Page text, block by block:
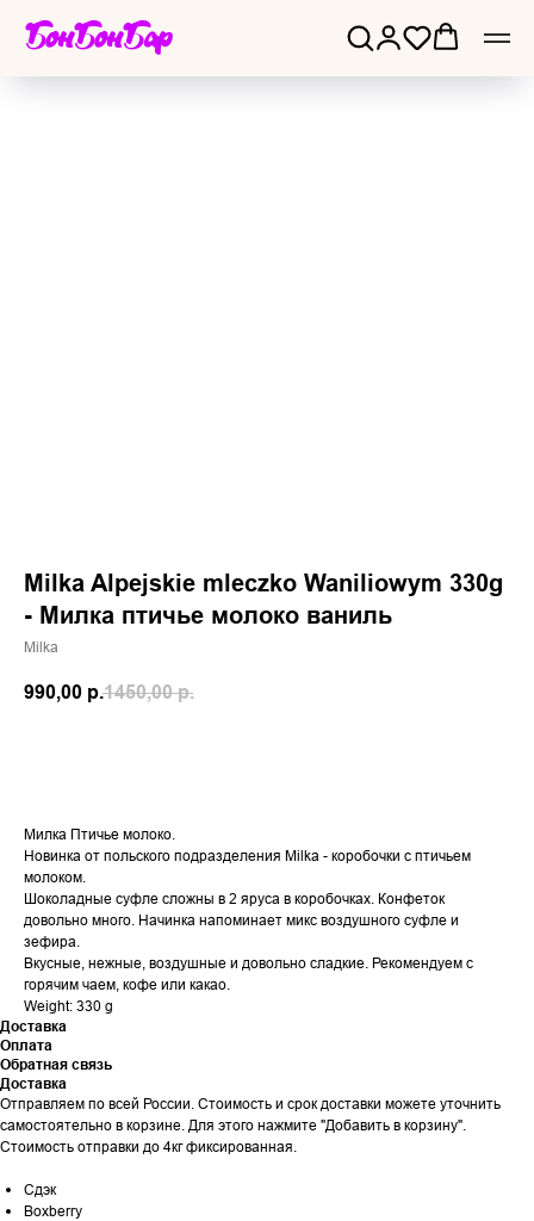
БонБонБар
Milka Alpejskie mleczko Waniliowym 330g
- Милка птичье молоко ваниль
Milka
990,00 р.1450,00 р.
Милка Птичье молоко.
Новинка от польского подразделения Milka - коробочки с птичьем
молоком.
Шоколадные суфле сложны в 2 яруса в коробочках. Конфеток
довольно много. Начинка напоминает микс воздушного суфле и
зефира.
Вкусные, нежные, воздушные и довольно сладкие. Рекомендуем с
горячим чаем, кофе или какао.
Weight: 330 g
Доставка
Оплата
Обратная связь
Доставка
Отправляем по всей России. Стоимость и срок доставки можете уточнить
самостоятельно в корзине. Для этого нажмите "Добавить в корзину".
Стоимость отправки до 4кг фиксированная.
Сдэк
Boxberry